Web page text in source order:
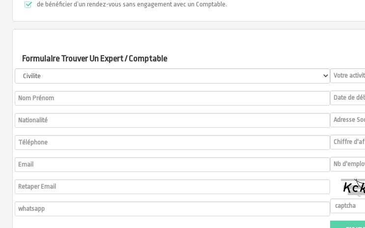
de bénéficier d’un rendez-vous sans engagement avec un Comptable.
Formulaire Trouver Un Expert / Comptable